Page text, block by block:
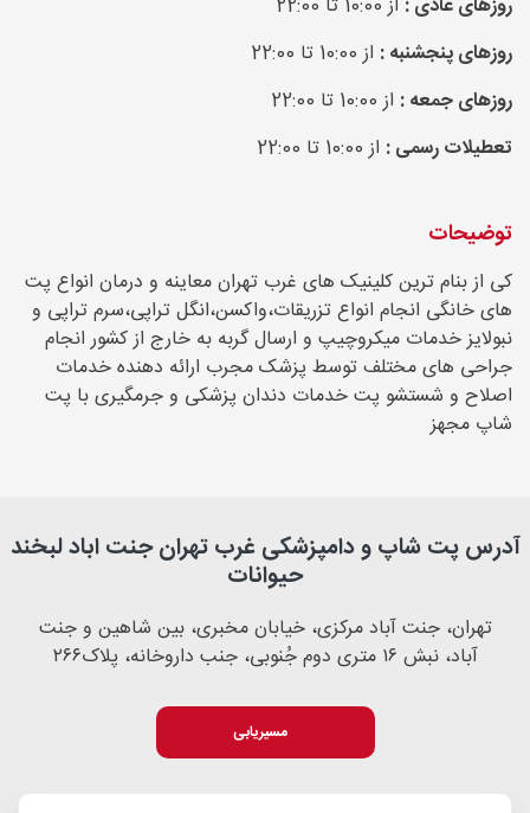
روزهای پنجشنبه : از 10:00 تا 22:00
روزهای جمعه : از 10:00 تا 22:00
تعطیلات رسمی : از 10:00 تا 22:00
توضیحات
کی از بنام ترین کلینیک های غرب تهران معاینه و درمان انواع پت
های خانگی انجام انواع تزریقات،واکسن،انگل تراپی،سرم تراپی و
نبولایز خدمات میکروچیپ و ارسال گربه به خارج از کشور انجام
جراحی های مختلف توسط پزشک مجرب ارائه دهنده خدمات
اصلاح و شستشو پت خدمات دندان پزشکی و جرمگیری با پت
شاپ مجهز
آدرس پت شاپ و دامپزشکی غرب تهران جنت اباد لبخند
حیوانات
تهران، جنت آباد مرکزی، خیابان مخبری، بین شاهین و جنت
آباد، نبش ۱۶ متری دوم جُنوبی، جنب داروخانه، پلاک۲۶۶
مسیریابی